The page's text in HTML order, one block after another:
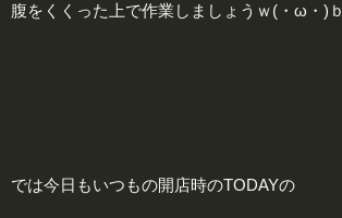
腹をくくった上で作業しましょうｗ(・ω・)ｂ
では今日もいつもの開店時のTODAYの